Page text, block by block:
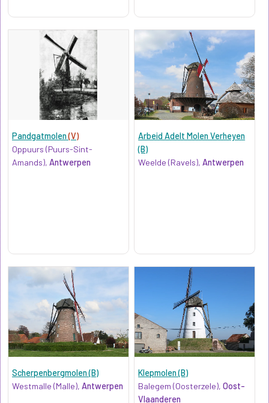
Pandgatmolen(V)
Oppuurs (Puurs-Sint-
Amands), Antwerpen
Arbeid Adelt Molen Verheyen
(B)
Weelde (Ravels),Antwerpen
Scherpenbergmolen (B)
Westmalle (Malle), Antwerpen
Klepmolen (B)
Balegem (Oosterzele),Oost-
Vlaanderen